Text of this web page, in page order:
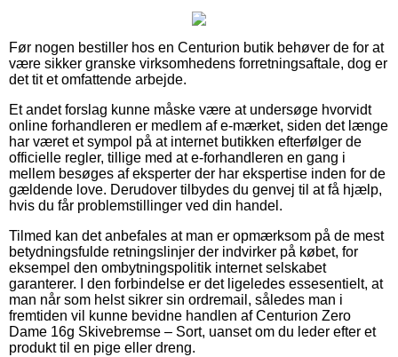
Før nogen bestiller hos en Centurion butik behøver de for at
være sikker granske virksomhedens forretningsaftale, dog er
det tit et omfattende arbejde.
Et andet forslag kunne måske være at undersøge hvorvidt
online forhandleren er medlem af e-mærket, siden det længe
har været et sympol på at internet butikken efterfølger de
officielle regler, tillige med at e-forhandleren en gang i
mellem besøges af eksperter der har ekspertise inden for de
gældende love. Derudover tilbydes du genvej til at få hjælp,
hvis du får problemstillinger ved din handel.
Tilmed kan det anbefales at man er opmærksom på de mest
betydningsfulde retningslinjer der indvirker på købet, for
eksempel den ombytningspolitik internet selskabet
garanterer. I den forbindelse er det ligeledes essesentielt, at
man når som helst sikrer sin ordremail, således man i
fremtiden vil kunne bevidne handlen af Centurion Zero
Dame 16g Skivebremse – Sort, uanset om du leder efter et
produkt til en pige eller dreng.